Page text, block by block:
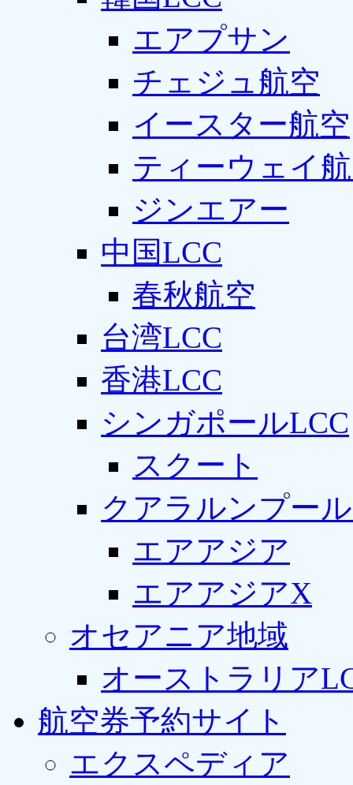
エアプサン
チェジュ航空
イースター航空
ティーウェイ
ジンエアー
中国LCC
春秋航空
台湾LCC
香港LCC
シンガポールLCC
スクート
クアラルンプー
エアアジア
エアアジアX
オセアニア地域
オーストラリア
航空券予約サイト
エクスペディア